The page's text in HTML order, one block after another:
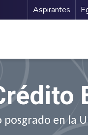
Menu
Aspirantes
en la